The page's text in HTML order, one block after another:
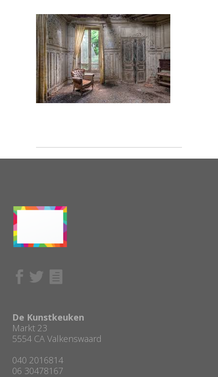
De Kunstkeuken
Markt 23
5554 CA Valkenswaard
040 2016814
06 30478167